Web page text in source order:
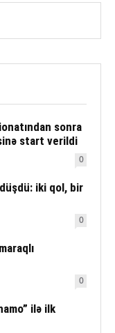
sonra
start verildi
0
düşdü: iki qol, bir
0
0
ilə ilk